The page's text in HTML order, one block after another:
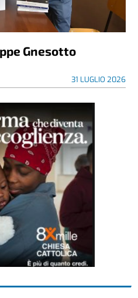
Gnesotto
31 LUGLIO 2026